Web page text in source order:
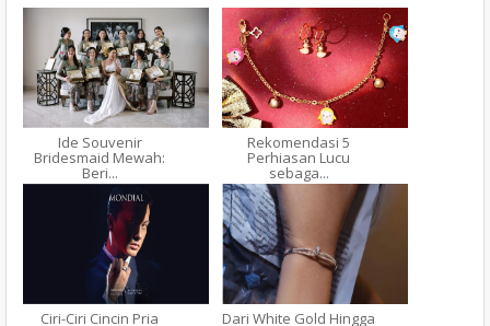
Ide Souvenir
Bridesmaid Mewah:
Beri...
Rekomendasi 5
Perhiasan Lucu
sebaga...
Ciri-Ciri Cincin Pria Dari White Gold Hingga